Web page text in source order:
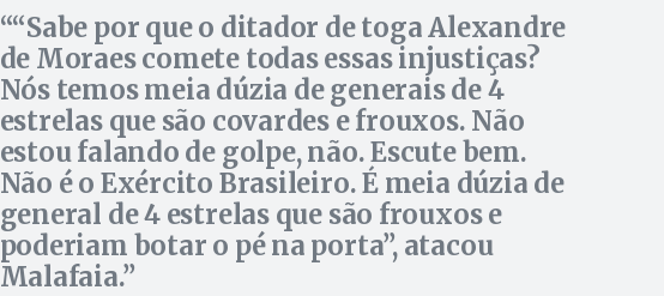
“Sabe por que o ditador de toga Alexandre
de Moraes comete todas essas injustiças?
Nós temos meia dúzia de generais de 4
estrelas que são covardes e frouxos. Não
estou falando de golpe, não. Escute bem.
Não é o Exército Brasileiro. É meia dúzia de
general de 4 estrelas que são frouxos e
poderiam botar o pé na porta”, atacou
Malafaia.